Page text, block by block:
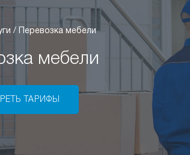
/ Перевозка мебели
мебели
ТАРИФЫ